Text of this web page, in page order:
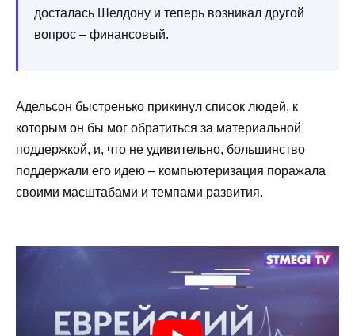
досталась Шелдону и теперь возникал другой
вопрос – финансовый.
Адельсон быстренько прикинул список людей, к
которым он бы мог обратиться за материальной
поддержкой, и, что не удивительно, большинство
поддержали его идею – компьютеризация поражала
своими масштабами и темпами развития.